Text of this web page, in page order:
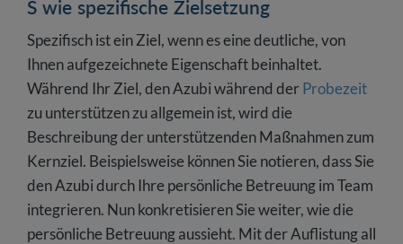
S wie spezifische Zielsetzung
Spezifisch ist ein Ziel, wenn es eine deutliche, von
Ihnen aufgezeichnete Eigenschaft beinhaltet.
Während Ihr Ziel, den Azubi während derProbezeit
zu unterstützen zu allgemein ist, wird die
Beschreibung der unterstützenden Maßnahmen zum
Kernziel. Beispielsweise können Sie notieren, dass Sie
den Azubi durch Ihre persönliche Betreuung im Team
integrieren. Nun konkretisieren Sie weiter, wie die
persönliche Betreuung aussieht. Mit der Auflistung all